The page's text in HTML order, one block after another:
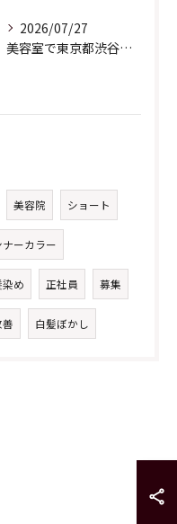
2026/07/27
美容室で東京都渋谷区代官山町の求人条件を詳しく比較し理想の職場を見つけるコツ
美容院 ショート
ナーカラー
染め 正社員 募集
白髪ぼかし